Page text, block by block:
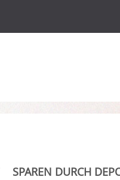
SPAREN DURCH